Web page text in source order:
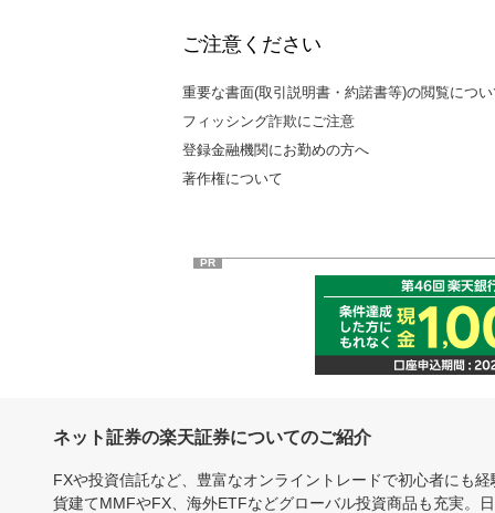
ご注意ください
重要な書面(取引説明書・約諾書等)の閲覧につ
フィッシング詐欺にご注意
登録金融機関にお勤めの方へ
著作権について
PR
ネット証券の楽天証券についてのご紹介
FXや投資信託など、豊富なオンライントレードで初心者にも
貨建てMMFやFX、海外ETFなどグローバル投資商品も充実。